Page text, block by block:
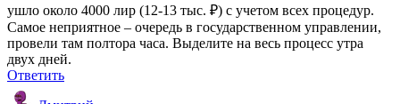
ушло около 4000 лир (12-13 тыс. ₽) с учетом всех процедур.
Самое неприятное – очередь в государственном управлении,
провели там полтора часа. Выделите на весь процесс утра
двух дней.
Ответить